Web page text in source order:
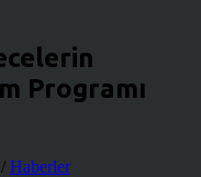
Programı
/ Haberler